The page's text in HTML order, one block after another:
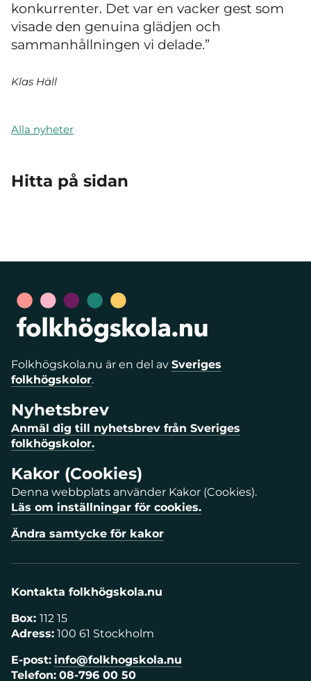
konkurrenter. Det var en vacker gest som
visade den genuina glädjen och
sammanhållningen vi delade.”
Klas Häll
Alla nyheter
Hitta på sidan
Folkhögskola.nu är en del av Sveriges
folkhögskolor.
Nyhetsbrev
Anmäl dig till nyhetsbrev från Sveriges
folkhögskolor.
Kakor (Cookies)
Denna webbplats använder Kakor (Cookies).
Läs om inställningar för cookies.
Ändra samtycke för kakor
Kontakta folkhögskola.nu
Box: 112 15
Adress: 100 61 Stockholm
E-post: info@folkhogskola.nu
Telefon: 08-796 00 50